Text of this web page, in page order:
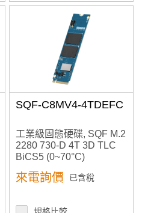
SQF-C8MV4-4TDEFC
工業級固態硬碟, SQF M.2
2280 730-D 4T 3D TLC
BiCS5 (0~70°C)
來電詢價 已含稅